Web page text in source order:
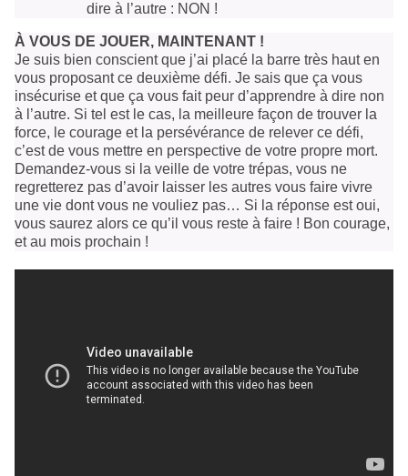
dire à l’autre : NON !
À VOUS DE JOUER, MAINTENANT !
Je suis bien conscient que j’ai placé la barre très haut en
vous proposant ce deuxième défi. Je sais que ça vous
insécurise et que ça vous fait peur d’apprendre à dire non
à l’autre. Si tel est le cas, la meilleure façon de trouver la
force, le courage et la persévérance de relever ce défi,
c’est de vous mettre en perspective de votre propre mort.
Demandez-vous si la veille de votre trépas, vous ne
regretterez pas d’avoir laisser les autres vous faire vivre
une vie dont vous ne vouliez pas… Si la réponse est oui,
vous saurez alors ce qu’il vous reste à faire ! Bon courage,
et au mois prochain !